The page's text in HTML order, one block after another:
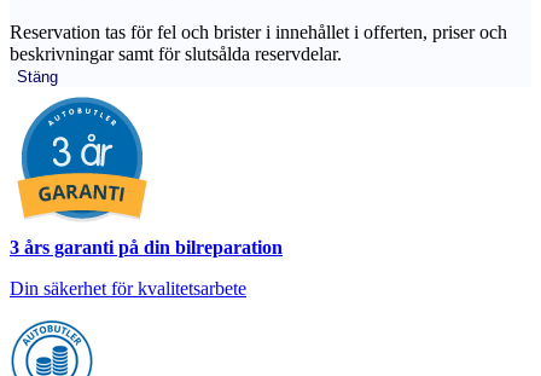
Reservation tas för fel och brister i innehållet i offerten, priser och
beskrivningar samt för slutsålda reservdelar.
Stäng
3 års garanti på din bilreparation
Din säkerhet för kvalitetsarbete